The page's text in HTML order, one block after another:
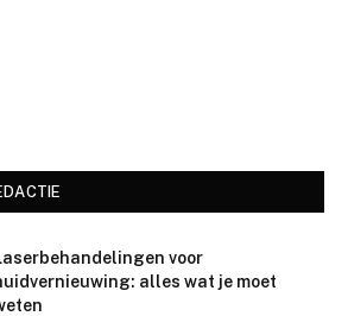
voor
alles wat je moet